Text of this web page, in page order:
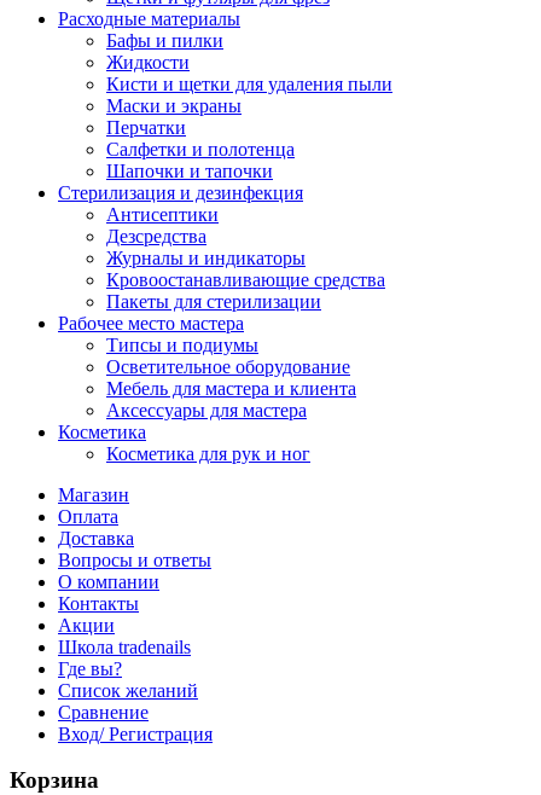
Расходные материалы
Бафы и пилки
Жидкости
Кисти и щетки для удаления пыли
Маски и экраны
Перчатки
Салфетки и полотенца
Шапочки и тапочки
Стерилизация и дезинфекция
Антисептики
Дезсредства
Журналы и индикаторы
Кровоостанавливающие средства
Пакеты для стерилизации
Рабочее место мастера
Типсы и подиумы
Осветительное оборудование
Мебель для мастера и клиента
Аксессуары для мастера
Косметика
Косметика для рук и ног
Магазин
Оплата
Доставка
Вопросы и ответы
О компании
Контакты
Акции
Школа tradenails
Где вы?
Список желаний
Сравнение
Вход/ Регистрация
Корзина